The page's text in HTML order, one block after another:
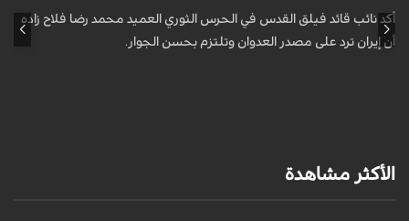
أكد نائب قائد فيلق القدس في الحرس الثوري العميد محمد رضا فلاح زاده
أن إيران ترد على مصدر العدوان وتلتزم بحسن الجوار.
الأكثر مشاهدة